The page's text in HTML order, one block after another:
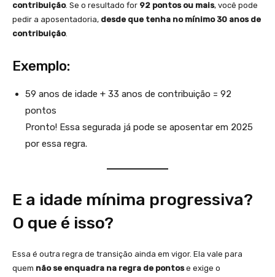
contribuição. Se o resultado for 92 pontos ou mais, você pode
pedir a aposentadoria, desde que tenha no mínimo 30 anos de
contribuição.
Exemplo:
59 anos de idade + 33 anos de contribuição = 92
pontos
Pronto! Essa segurada já pode se aposentar em 2025
por essa regra.
E a idade mínima progressiva?
O que é isso?
Essa é outra regra de transição ainda em vigor. Ela vale para
quem não se enquadra na regra de pontose exige o